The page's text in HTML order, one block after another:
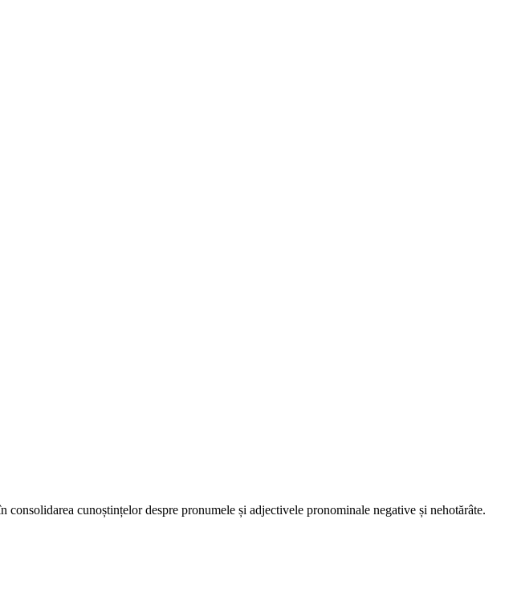
cunoștințelor despre pronumele și adjectivele pronominale negative și nehotărâte.